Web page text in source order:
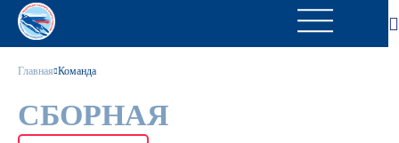
Главная Команда
СБОРНАЯ